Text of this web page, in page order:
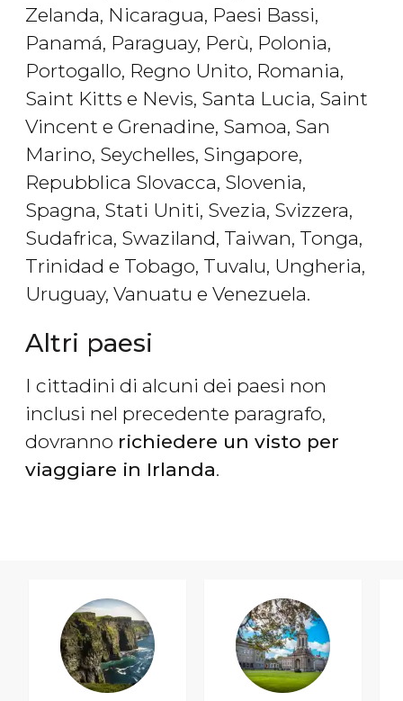
Zelanda, Nicaragua, Paesi Bassi,
Panamá, Paraguay, Perù, Polonia,
Portogallo, Regno Unito, Romania,
Saint Kitts e Nevis, Santa Lucia, Saint
Vincent e Grenadine, Samoa, San
Marino, Seychelles, Singapore,
Repubblica Slovacca, Slovenia,
Spagna, Stati Uniti, Svezia, Svizzera,
Sudafrica, Swaziland, Taiwan, Tonga,
Trinidad e Tobago, Tuvalu, Ungheria,
Uruguay, Vanuatu e Venezuela.
Altri paesi
I cittadini di alcuni dei paesi non
inclusi nel precedente paragrafo,
dovranno richiedere un visto per
viaggiare in Irlanda.